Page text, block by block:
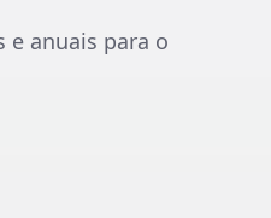
e anuais para o